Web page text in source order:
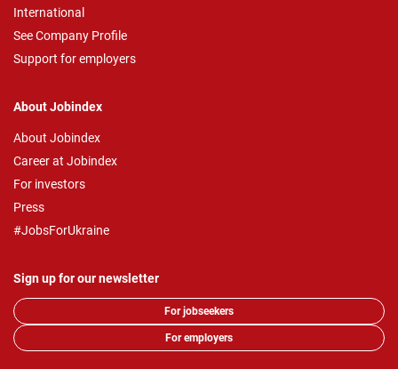
International
See Company Profile
Support for employers
About Jobindex
About Jobindex
Career at Jobindex
For investors
Press
#JobsForUkraine
Sign up for our newsletter
For jobseekers
For employers